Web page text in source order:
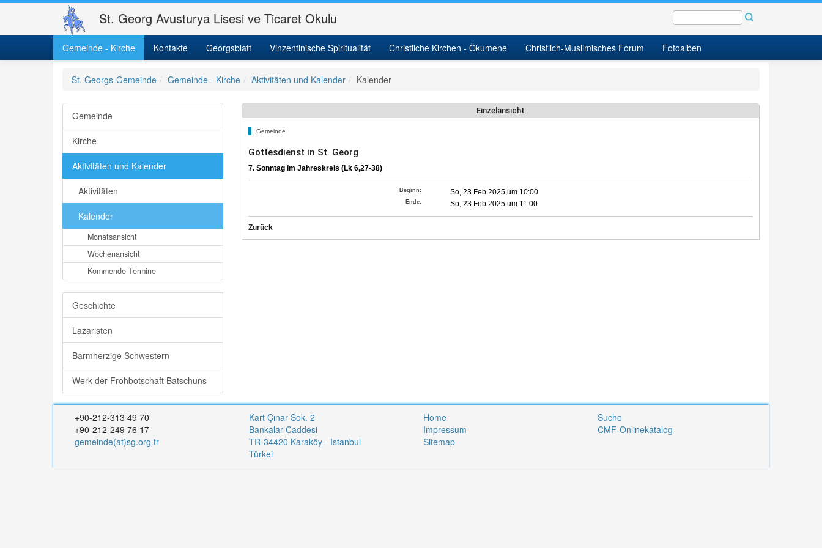
St. Georg Avusturya Lisesi ve Ticaret Okulu
Gemeinde - Kirche Kontakte Georgsblatt Vinzentinische Spiritualität Christliche Kirchen - Ökumene Christlich-Muslimisches Forum Fotoalben
St. Georgs-Gemeinde Gemeinde - Kirche Aktivitäten und Kalender Kalender
Gemeinde
Kirche
Aktivitäten und Kalender
Aktivitäten
Kalender
Monatsansicht
Wochenansicht
Kommende Termine
Geschichte
Lazaristen
Barmherzige Schwestern
Werk der Frohbotschaft Batschuns
Einzelansicht
Gemeinde
Gottesdienst in St. Georg
7. Sonntag im Jahreskreis (Lk 6,27-38)
Beginn: So, 23.Feb.2025 um 10:00
Ende: So, 23.Feb.2025 um 11:00
Zurück
+90-212-313 49 70
+90-212-249 76 17
gemeinde(at)sg.org.tr
Kart Çınar Sok. 2
Bankalar Caddesi
TR-34420 Karaköy - Istanbul
Türkei
Home
Impressum
Sitemap
Suche
CMF-Onlinekatalog